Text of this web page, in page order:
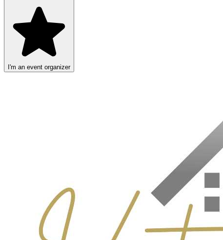
I'm an event organizer